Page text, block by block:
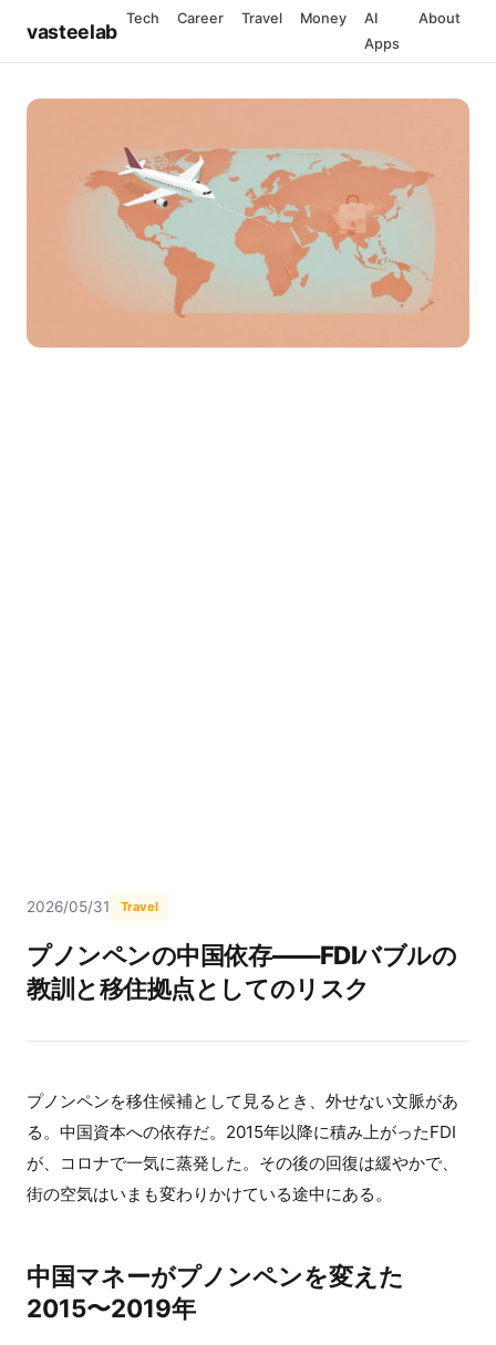
vasteelab
Tech Career Travel Money
AI
Apps
About
2026/05/31 Travel
プノンペンの中国依存——FDIバブルの
教訓と移住拠点としてのリスク
プノンペンを移住候補として見るとき、外せない文脈があ
る。中国資本への依存だ。2015年以降に積み上がったFDI
が、コロナで一気に蒸発した。その後の回復は緩やかで、
街の空気はいまも変わりかけている途中にある。
中国マネーがプノンペンを変えた
2015〜2019年